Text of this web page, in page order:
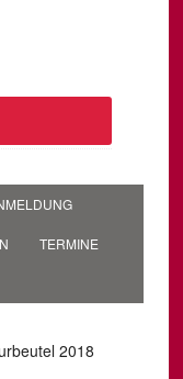
TERMINE
2018